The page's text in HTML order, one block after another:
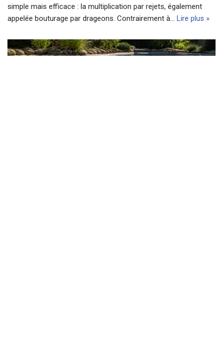
simple mais efficace : la multiplication par rejets, également
appelée bouturage par drageons. Contrairement à… Lire plus »